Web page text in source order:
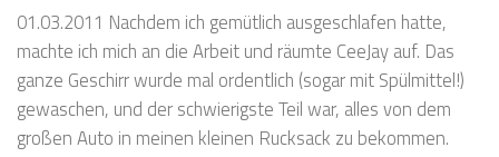
01.03.2011 Nachdem ich gemütlich ausgeschlafen hatte,
machte ich mich an die Arbeit und räumte CeeJay auf. Das
ganze Geschirr wurde mal ordentlich (sogar mit Spülmittel!)
gewaschen, und der schwierigste Teil war, alles von dem
großen Auto in meinen kleinen Rucksack zu bekommen.